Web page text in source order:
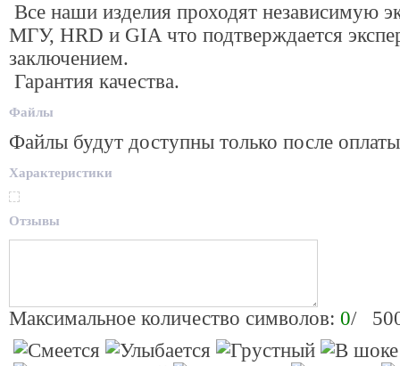
Все наши изделия проходят независимую
МГУ, HRD и GIA что подтверждается
заключением.
Гарантия качества.
Файлы
Файлы будут доступны только после оплаты
Характеристики
Отзывы
Максимальное количество символов: 0/